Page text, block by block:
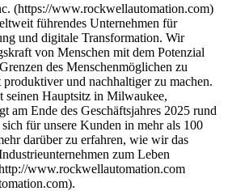
(https://www.rockwellautomation.com)
führendes Unternehmen für
und digitale Transformation. Wir
von Menschen mit dem Potenzial
des Menschenmöglichen zu
und nachhaltiger zu machen.
Hauptsitz in Milwaukee,
am Ende des Geschäftsjahres 2025 rund
für unsere Kunden in mehr als 100
darüber zu erfahren, wie wir das
zum Leben
www.rockwellautomation.com